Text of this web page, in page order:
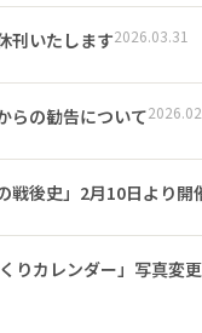
刊いたします2026.03.31
らの勧告について
戦後史」2月10日より開
くりカレンダー」写真変